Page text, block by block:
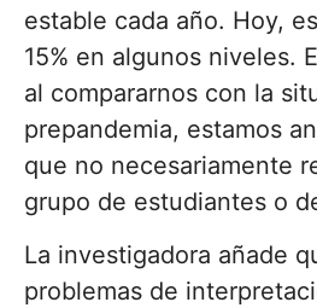
estable cada año. Hoy,
15% en algunos niveles.
al compararnos con la
prepandemia, estamos
que no necesariamente
grupo de estudiantes o
La investigadora añade
problemas de